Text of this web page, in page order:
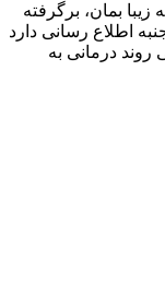
بمان، برگرفته
اطلاع رسانی دارد
درمانی به